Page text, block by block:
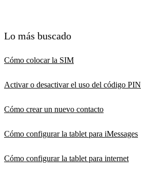
Lo más buscado
Cómo colocar la SIM
Activar o desactivar el uso del código PIN
Cómo crear un nuevo contacto
Cómo configurar la tablet para iMessages
Cómo configurar la tablet para internet